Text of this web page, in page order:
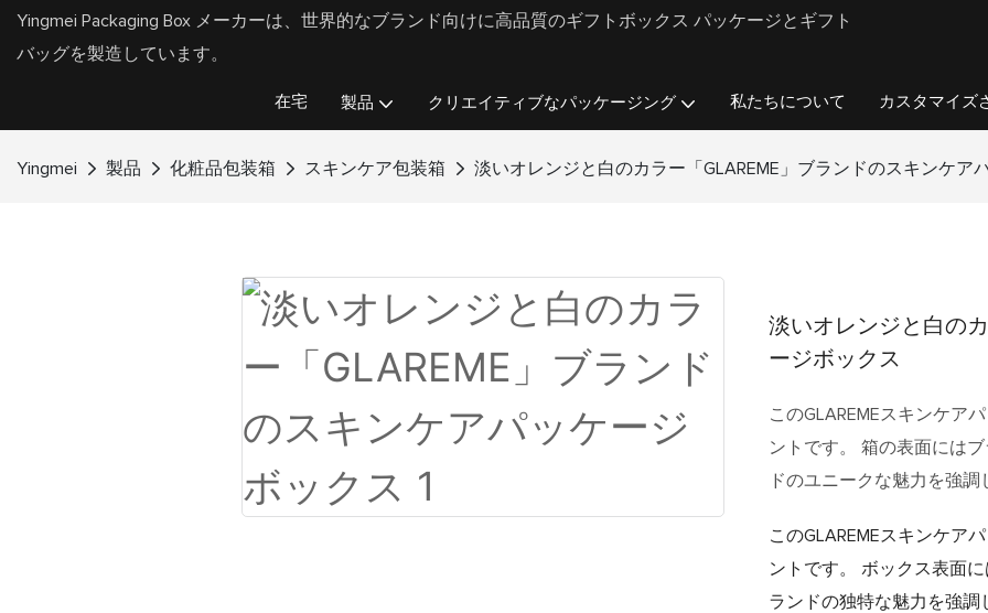
Yingmei Packaging Box メーカーは、世界的なブランド向けに高品質のギフトボックス パッケージとギフト
バッグを製造しています。
在宅 製品 クリエイティブなパッケージング 私たちについて カスタマイズ
Yingmei 製品 化粧品包装箱 スキンケア包装箱 淡いオレンジと白のカラー「GLAREME」ブランドのスキンケア
淡いオレンジと白の
ージボックス
このGLAREMEスキンケア
ントです。 箱の表面には
ドのユニークな魅力を強調
このGLAREMEスキンケア
ントです。 ボックス表面
ランドの独特な魅力を強調